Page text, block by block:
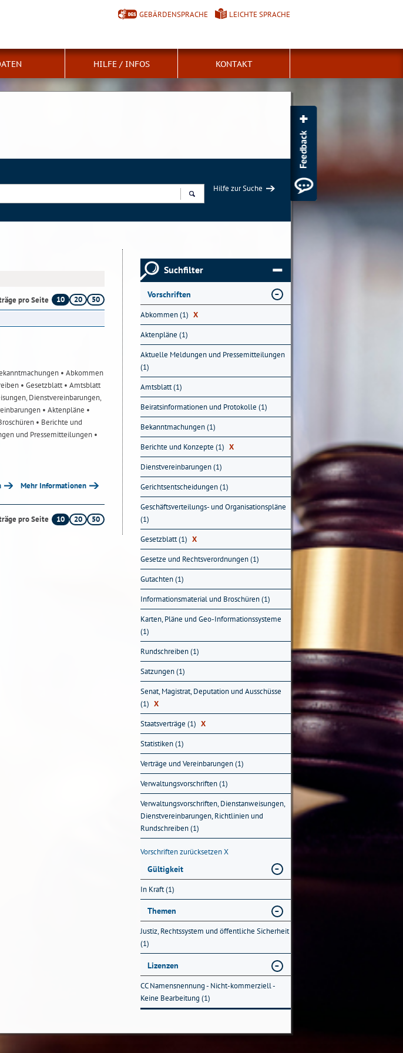
GEBÄRDENSPRACHE LEICHTE SPRACHE
HILFE / INFOS KONTAKT
Hilfe zur Suche
pro Seite 10 20
50
• Abkommen
• Gesetzblatt• Amtsblatt
Dienstvereinbarungen,
• Aktenpläne •
• Berichte und
und Pressemitteilungen •
Mehr Informationen
pro Seite 10 20 50
Suchfilter
Vorschriften
Abkommen (1) X
Aktenpläne (1)
Aktuelle Meldungen und Pressemitteilungen
(1)
Amtsblatt (1)
Beiratsinformationen und Protokolle (1)
Bekanntmachungen (1)
Berichte und Konzepte (1) X
Dienstvereinbarungen (1)
Gerichtsentscheidungen (1)
Geschäftsverteilungs- und Organisationspläne
(1)
Gesetzblatt (1) X
Gesetze und Rechtsverordnungen (1)
Gutachten (1)
Informationsmaterial und Broschüren (1)
Karten, Pläne und Geo-Informationssysteme
(1)
Rundschreiben (1)
Satzungen (1)
Senat, Magistrat, Deputation und Ausschüsse
(1) X
Staatsverträge (1) X
Statistiken (1)
Verträge und Vereinbarungen (1)
Verwaltungsvorschriften (1)
Verwaltungsvorschriften, Dienstanweisungen,
Dienstvereinbarungen, Richtlinien und
Rundschreiben (1)
Vorschriften zurücksetzenX
Gültigkeit
In Kraft (1)
Themen
Justiz, Rechtssystem und öffentliche Sicherheit
(1)
Lizenzen
CC Namensnennung - Nicht-kommerziell -
Keine Bearbeitung (1)